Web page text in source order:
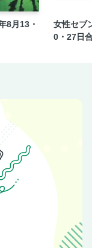
6000万円 気が遠
シ
8月13・
女性セブ
0・27日